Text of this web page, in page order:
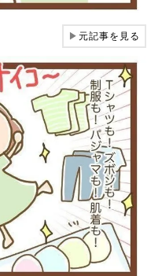
▶元記事を見る